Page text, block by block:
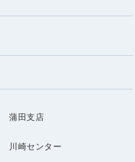
蒲田支店
川崎センター